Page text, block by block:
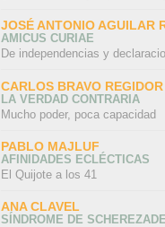
JOSÉ ANTONIO AGUILAR
AMICUS CURIAE
De independencias y
CARLOS BRAVO REGIDOR
LA VERDAD CONTRARIA
Mucho poder, poca capacidad
PABLO MAJLUF
AFINIDADES ECLÉCTICAS
El Quijote a los 41
ANA CLAVEL
SÍNDROME DE SCHEREZADE